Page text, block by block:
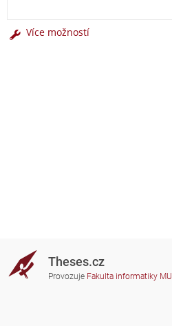
Více možností
Theses.cz
Provozuje Fakulta informatiky MU